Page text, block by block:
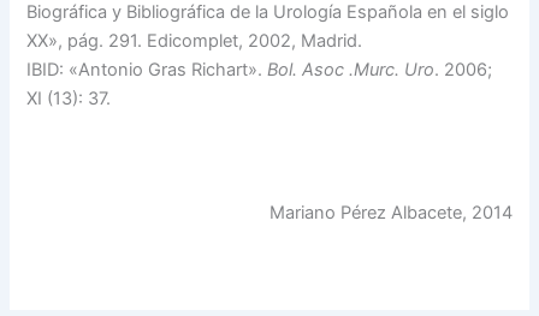
Biográfica y Bibliográfica de la Urología Española en el siglo
XX», pág. 291. Edicomplet, 2002, Madrid.
IBID: «Antonio Gras Richart». Bol. Asoc .Murc. Uro. 2006;
XI (13): 37.
Mariano Pérez Albacete, 2014